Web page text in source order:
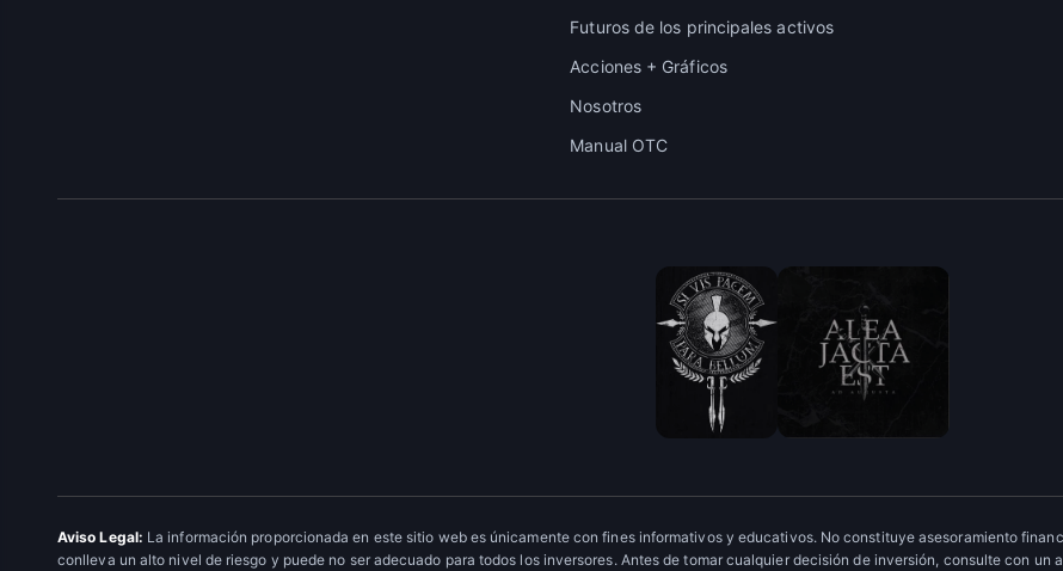
Futuros de los principales activos
Acciones + Gráficos
Nosotros
Manual OTC
Aviso Legal: La información proporcionada en este sitio web es únicamente con fines informativos y educativos. No constituye asesoramiento
conlleva un alto nivel de riesgo y puede no ser adecuado para todos los inversores. Antes de tomar cualquier decisión de inversión, consulte con un